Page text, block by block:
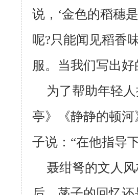
说，‘金色的稻穗
呢?只能闻见稻香
服。当我们写出
为了帮助年轻
亭》《静静的顿
子说：“在他指导
聂绀弩的文人